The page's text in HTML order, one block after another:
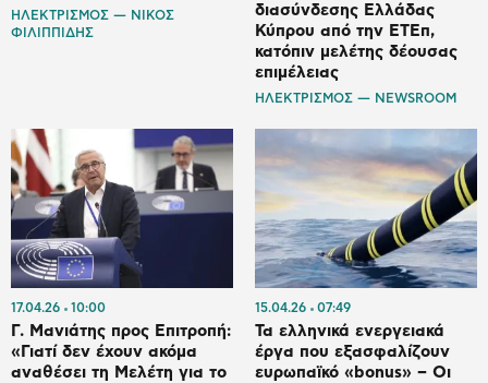
ΗΛΕΚΤΡΙΣΜΟΣ — ΝΙΚΟΣ
ΦΙΛΙΠΠΙΔΗΣ
διασύνδεσης Ελλάδας
Κύπρου από την ΕΤΕπ,
κατόπιν μελέτης δέουσας
επιμέλειας
ΗΛΕΚΤΡΙΣΜΟΣ — NEWSROOM
17.04.26 10:00
Γ. Μανιάτης προς Επιτροπή:
«Γιατί δεν έχουν ακόμα
αναθέσει τη Μελέτη για το
15.04.26 07:49
Τα ελληνικά ενεργειακά
έργα που εξασφαλίζουν
ευρωπαϊκό «bonus» – Οι